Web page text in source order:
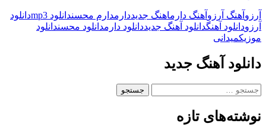
آرزو آهنگ آرزو آهنگ دارماهنگ جدیددارمدارم محسندانلود mp3
دانلود
آرزودانلود آهنگدانلود آهنگ جدیددانلود دارمدانلود محسندانلود
موزیکمیدانی
دانلود آهنگ جدید
جستجو
نوشته‌های تازه